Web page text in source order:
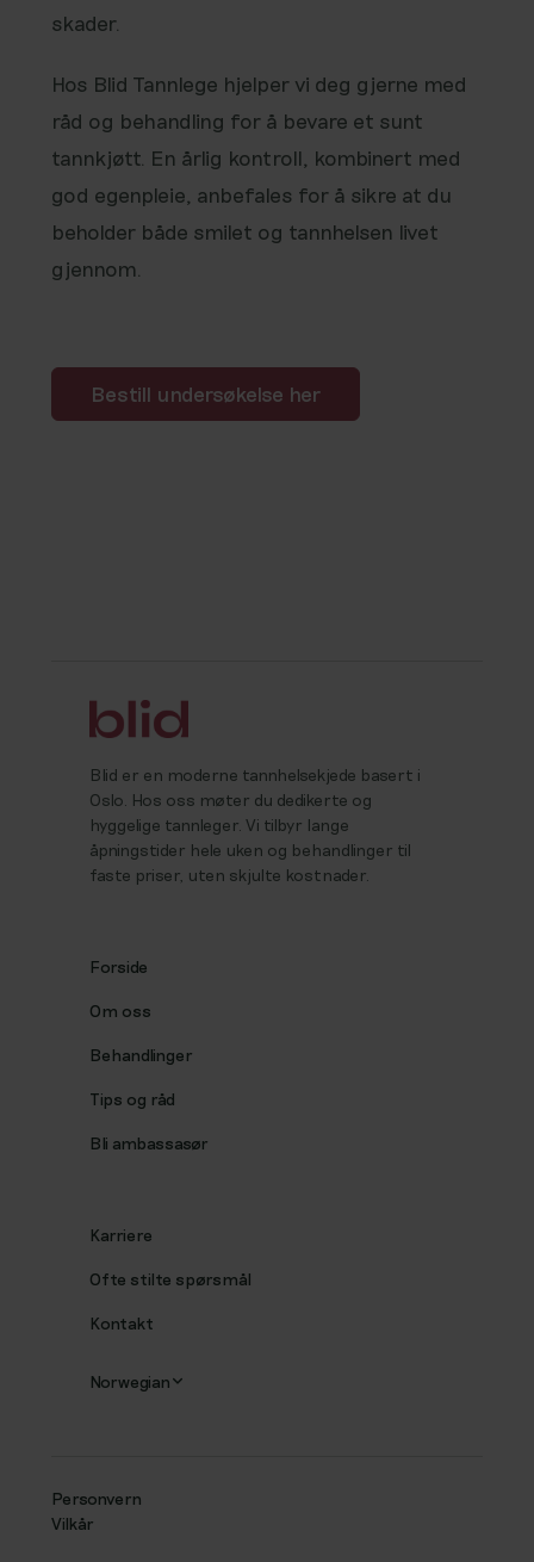
skader.
Hos Blid Tannlege hjelper vi deg gjerne med
råd og behandling for å bevare et sunt
tannkjøtt. En årlig kontroll, kombinert med
god egenpleie, anbefales for å sikre at du
beholder både smilet og tannhelsen livet
gjennom.
Bestill undersøkelse her
Blid er en moderne tannhelsekjede basert i
Oslo. Hos oss møter du dedikerte og
hyggelige tannleger. Vi tilbyr lange
åpningstider hele uken og behandlinger til
faste priser, uten skjulte kostnader.
Forside
Om oss
Behandlinger
Tips og råd
Bli ambassasør
Karriere
Ofte stilte spørsmål
Kontakt
Norwegian
Personvern
Vilkår